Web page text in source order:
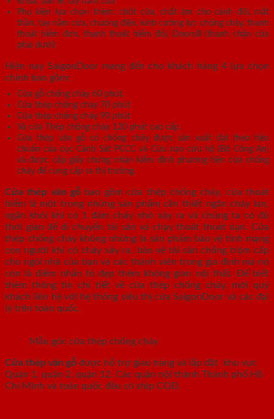
Phụ kiện lựa chọn thêm: chốt cửa, chốt âm cho cánh đôi, mắt
thần, tay nắm cửa, chuông điện, kính cường lực chống cháy, thanh
thoát hiểm đơn, thanh thoát hiểm đôi, Doorsill (thanh chặn cửa
phía dưới)
Hiện nay SaigonDoor mang đến cho khách hàng 4 lựa chọn
chính bao gồm:
Cửa gỗ chống cháy 60 phút.
Cửa thép chống cháy 70 phút
Cửa thép chống cháy 90 phút
Và cửa Thép chống cháy 120 phút cao cấp.
Cửa thép vân gỗ có chống cháy được sản xuất đạt theo tiêu
chuẩn của cục Cảnh Sát PCCC và Cứu nạn cứu hộ (Bộ Công An)
và được cấp giấy chứng nhận kiểm định phương tiện cửa chống
cháy để cung cấp ra thị trường.
Cửa thép vân gỗ bao gồm cửa thép chống cháy, cửa thoát
hiểm là một trong những sản phẩm cần thiết ngăn cháy lan,
ngăn khói khi có 1 đám cháy nhỏ xảy ra và chúng ta có đủ
thời gian để di chuyển tài sản và chạy thoát thoát nạn. Cửa
thép chống cháy không những là sản phẩm bảo vệ tính mạng
con người khi có cháy xảy ra, bảo vệ tài sản chống trộm cấp
cho ngôi nhà của bạn và các thành viên trong gia đình mà nó
còn là điểm nhấn tô đẹp thêm không gian nội thất. Để biết
thêm thông tin chi tiết về cửa thép chống cháy, mời quý
khách liên hệ với hệ thống siêu thị cửa SaigonDoor và các đại
lý trên toàn quốc.
Mẫu góc cửa thép chống cháy
Cửa thép vân gỗ được hỗ trợ giao hàng và lắp đặt khu vực
Quận 1, quận 2, quận 12, Các quận nội thành Thành phố Hồ
Chí Minh và toàn quốc đều có ship COD.